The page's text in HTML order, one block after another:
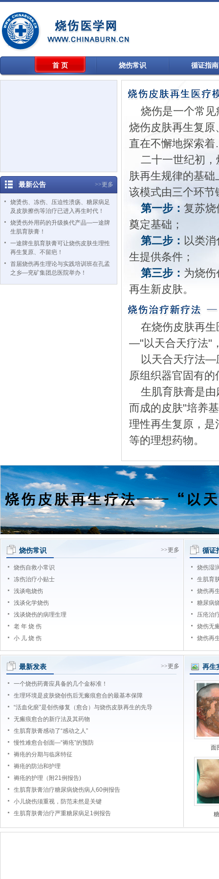
首 页 烧伤常识 循证指南
最新公告 >>更多
烧烫伤、冻伤、压迫性溃疡、糖尿病足
及皮肤擦伤等治疗已进入再生时代！
烧烫伤外用药的升级换代产品—一途牌
生肌育肤膏！
一途牌生肌育肤膏可让烧伤皮肤生理性
再生复原、不留疤！
首届烧伤再生理论与实践培训班在孔孟
之乡—兖矿集团总医院举办！
烧伤是一个常
烧伤皮肤再生复
直在不懈地探索
二十一世纪初
肤再生规律的基
该模式由三个环节
第一步： 复苏烧
奠定基础；
第二步： 以类
生提供条件；
第三步： 为烧
再生新皮肤。
在烧伤皮肤再
—"以天合天疗法"
以天合天疗法—
原组织器官固有
生肌育肤膏是
而成的皮肤"培养
理性再生复原，
等的理想药物。
烧伤常识 >>更多
烧伤自救小常识
冻伤治疗小贴士
浅谈电烧伤
浅谈化学烧伤
浅谈烧伤的病理生理
老 年 烧 伤
小 儿 烧 伤
循证
烧伤湿
生肌育
烧伤再
糖尿病
压疮治
烧伤无
烧伤再
最新发表 >>更多
一个烧伤药膏应具备的几个金标准！
生理环境是皮肤烧创伤后无瘢痕愈合的最基本保障
“活血化瘀”是创伤修复（愈合）与烧伤皮肤再生的先导
无瘢痕愈合的新疗法及其药物
生肌育肤膏感动了“感动之人”
慢性难愈合创面—“褥疮”的预防
褥疮的分期与临床特征
褥疮的防治和护理
褥疮的护理（附21例报告)
生肌育肤膏治疗糖尿病烧伤病人60例报告
小儿烧伤须重视，防范未然是关键
生肌育肤膏治疗严重糖尿病足1例报告
再生
面